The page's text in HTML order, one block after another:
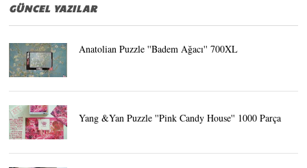
GÜNCEL YAZILAR
Anatolian Puzzle ''Badem Ağacı'' 700XL
Yang &Yan Puzzle ''Pink Candy House'' 1000 Parça